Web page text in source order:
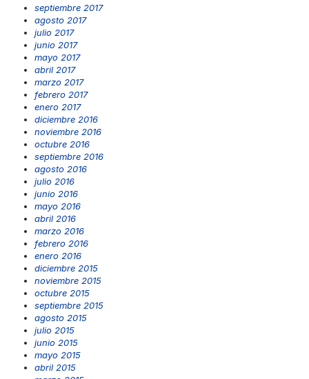
septiembre 2017
agosto 2017
julio 2017
junio 2017
mayo 2017
abril 2017
marzo 2017
febrero 2017
enero 2017
diciembre 2016
noviembre 2016
octubre 2016
septiembre 2016
agosto 2016
julio 2016
junio 2016
mayo 2016
abril 2016
marzo 2016
febrero 2016
enero 2016
diciembre 2015
noviembre 2015
octubre 2015
septiembre 2015
agosto 2015
julio 2015
junio 2015
mayo 2015
abril 2015